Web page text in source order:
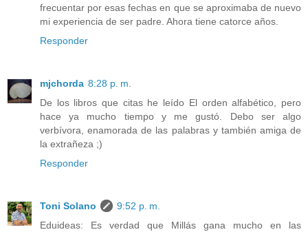
frecuentar por esas fechas en que se aproximaba de nuevo
mi experiencia de ser padre. Ahora tiene catorce años.
Responder
mjchorda 8:28 p. m.
De los libros que citas he leído El orden alfabético, pero
hace ya mucho tiempo y me gustó. Debo ser algo
verbívora, enamorada de las palabras y también amiga de
la extrañeza ;)
Responder
Toni Solano
9:52 p. m.
Eduideas: Es verdad que Millás gana mucho en las